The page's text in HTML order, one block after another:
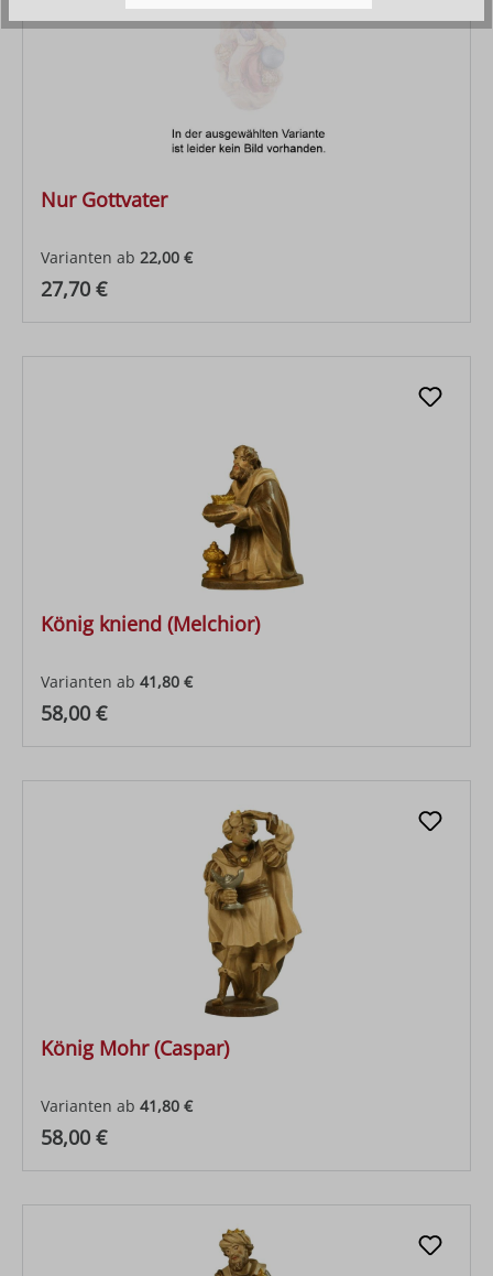
Nur Gottvater
Varianten ab 22,00 €
Regulärer Preis:
27,70 €
König kniend (Melchior)
Varianten ab 41,80 €
Regulärer Preis:
58,00 €
König Mohr (Caspar)
Varianten ab 41,80 €
Regulärer Preis:
58,00 €